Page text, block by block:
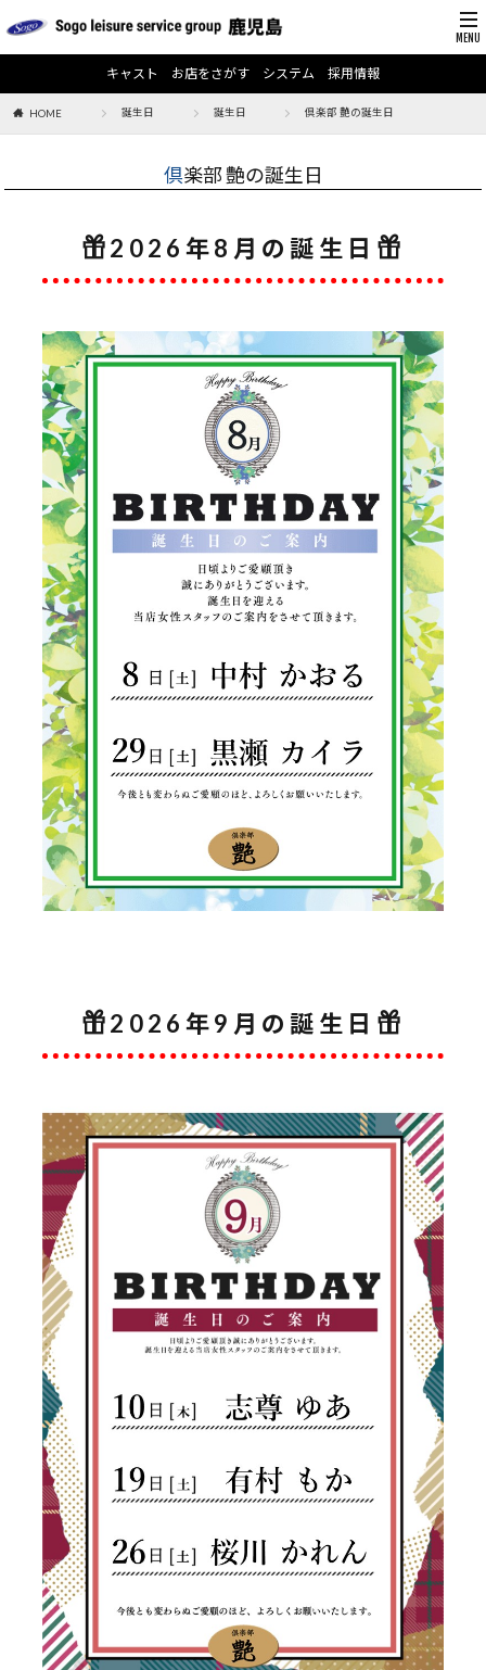
キャスト お店をさがす システム 採用情報
HOME 誕生日 誕生日 倶楽部 艶の誕生日
倶楽部 艶の誕生日
2026年8月の誕生日
2026年9月の誕生日